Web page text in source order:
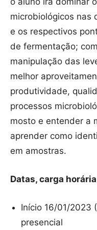
microbiológicos nas
e os respectivos
de fermentação;
manipulação das
melhor
produtividade,
processos
mosto e entender a
aprender como
em amostras.
Datas, carga
Início 16/01/2023
presencial